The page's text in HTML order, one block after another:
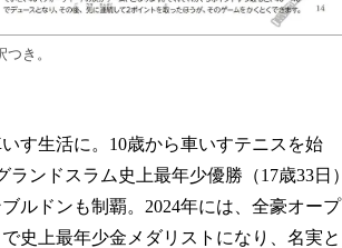
き。
す生活に。10歳から車いすテニスを始
ンドスラム史上最年少優勝（17歳33日）
ルドンも制覇。2024年には、全豪オープ
史上最年少金メダリストになり、名実と